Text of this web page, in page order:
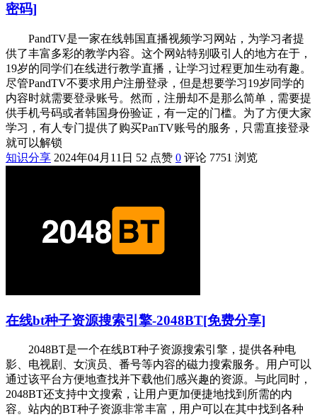
密码]
PandTV是一家在线韩国直播视频学习网站，为学习者提
供了丰富多彩的教学内容。这个网站特别吸引人的地方在于，
19岁的同学们在线进行教学直播，让学习过程更加生动有趣。
尽管PandTV不要求用户注册登录，但是想要学习19岁同学的
内容时就需要登录账号。然而，注册却不是那么简单，需要提
供手机号码或者韩国身份验证，有一定的门槛。为了方便大家
学习，有人专门提供了购买PanTV账号的服务，只需直接登录
就可以解锁
知识分享 2024年04月11日 52 点赞 0 评论 7751 浏览
在线bt种子资源搜索引擎-2048BT[免费分享]
2048BT是一个在线BT种子资源搜索引擎，提供各种电
影、电视剧、女演员、番号等内容的磁力搜索服务。用户可以
通过该平台方便地查找并下载他们感兴趣的资源。与此同时，
2048BT还支持中文搜索，让用户更加便捷地找到所需的内
容。站内的BT种子资源非常丰富，用户可以在其中找到各种